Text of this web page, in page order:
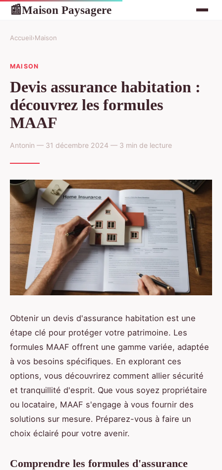
📰Maison Paysagere
Accueil›Maison
MAISON
Devis assurance habitation :
découvrez les formules
MAAF
Antonin — 31 décembre 2024 — 3 min de lecture
Obtenir un devis d'assurance habitation est une
étape clé pour protéger votre patrimoine. Les
formules MAAF offrent une gamme variée, adaptée
à vos besoins spécifiques. En explorant ces
options, vous découvrirez comment allier sécurité
et tranquillité d'esprit. Que vous soyez propriétaire
ou locataire, MAAF s'engage à vous fournir des
solutions sur mesure. Préparez-vous à faire un
choix éclairé pour votre avenir.
Comprendre les formules d'assurance